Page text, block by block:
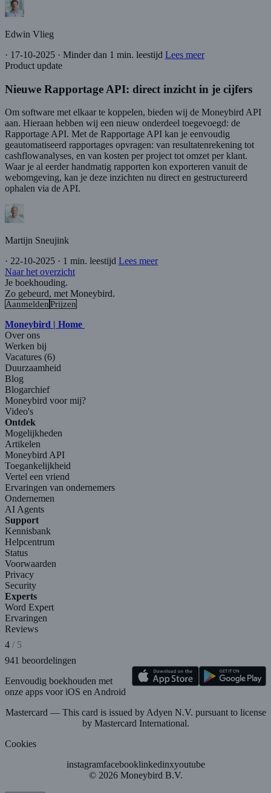
Edwin Vlieg
· 17-10-2025 · Minder dan 1 min. leestijd Lees meer
Product update
Nieuwe Rapportage API: direct inzicht in je cijfers
Om software met elkaar te koppelen, bieden wij de Moneybird API
aan. Hieraan hebben wij een nieuw onderdeel toegevoegd: de
Rapportage API. Met de Rapportage API kan je eenvoudig
geautomatiseerd rapportages opvragen: van resultatenrekening tot
cashflowanalyses, en van kosten per project tot omzet per klant.
Waar je al eerder handmatig rapporten kon exporteren vanuit de
webomgeving, kan je deze inzichten nu direct en gestructureerd
ophalen via de API.
Martijn Sneujink
· 22-10-2025 · 1 min. leestijd Lees meer
Naar het overzicht